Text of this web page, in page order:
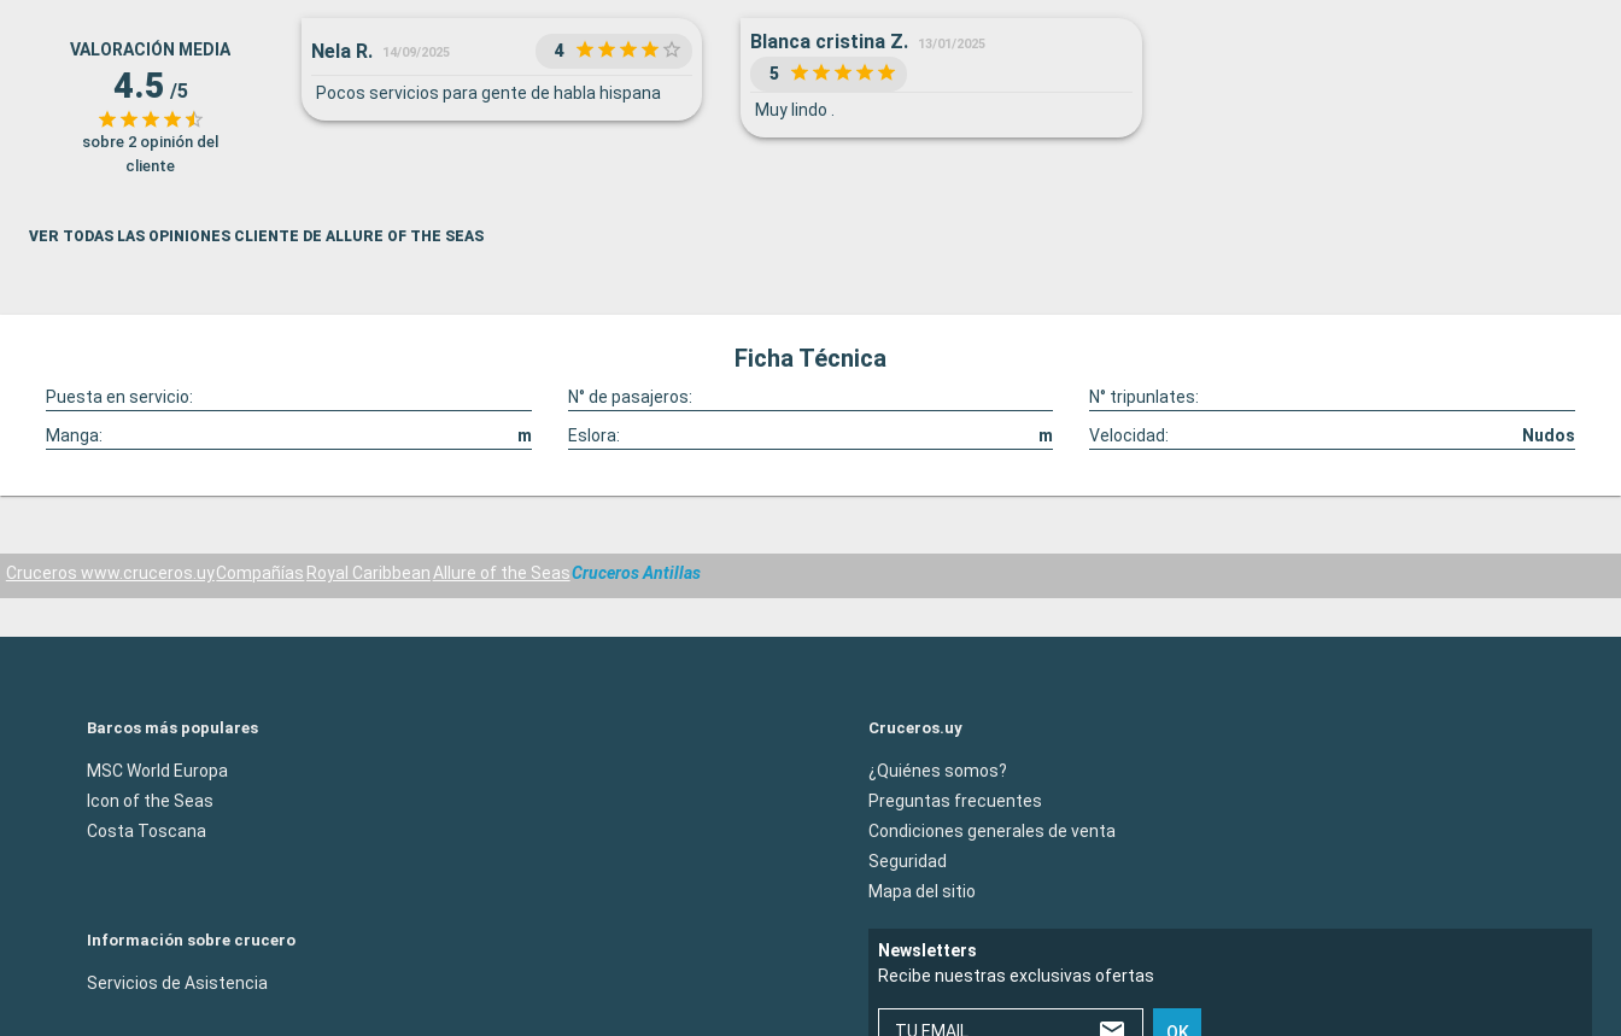
VALORACIÓN MEDIA
4.5 /5
sobre 2 opinión del
cliente
Nela R. 14/09/2025 4
Pocos servicios para gente de habla hispana
Blanca cristina Z. 13/01/2025
5
Muy lindo .
VER TODAS LAS OPINIONES CLIENTE DE ALLURE OF THE SEAS
Ficha Técnica
Puesta en servicio: N° de pasajeros:
N° tripunlates:
Manga:
m Eslora: m Velocidad: Nudos
Cruceros www.cruceros.uyCompañías Royal CaribbeanAllure of the SeasCruceros Antillas
Barcos más populares
MSC World Europa
Icon of the Seas
Costa Toscana
Cruceros.uy
¿Quiénes somos?
Preguntas frecuentes
Condiciones generales de venta
Seguridad
Mapa del sitio
Información sobre crucero
Servicios de Asistencia
Newsletters
Recibe nuestras exclusivas ofertas
TU EMAIL